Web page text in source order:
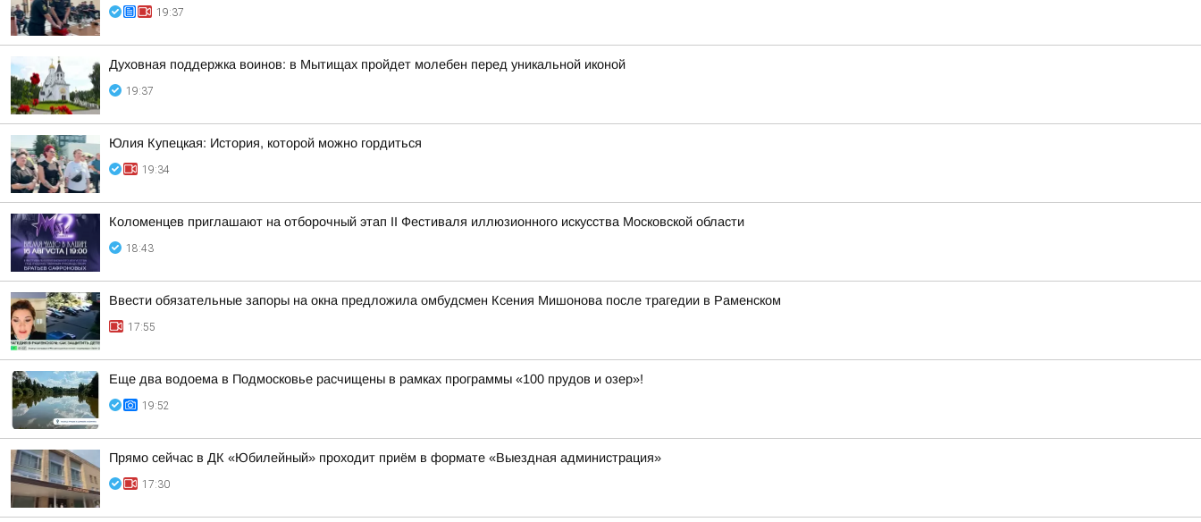
19:37
Духовная поддержка воинов: в Мытищах пройдет молебен перед уникальной иконой
19:37
Юлия Купецкая: История, которой можно гордиться
19:34
Коломенцев приглашают на отборочный этап II Фестиваля иллюзионного искусства Московской области
18:43
Ввести обязательные запоры на окна предложила омбудсмен Ксения Мишонова после трагедии в Раменском
17:55
Еще два водоема в Подмосковье расчищены в рамках программы «100 прудов и озер»!
19:52
Прямо сейчас в ДК «Юбилейный» проходит приём в формате «Выездная администрация»
17:30